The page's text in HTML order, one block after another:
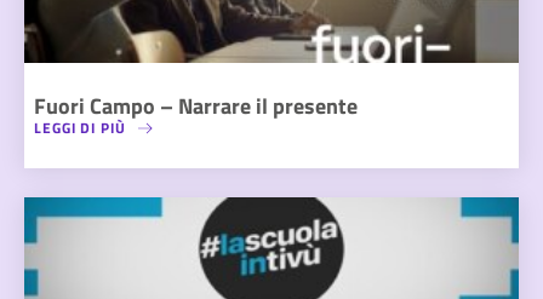
Fuori Campo – Narrare il presente
LEGGI DI PIÙ